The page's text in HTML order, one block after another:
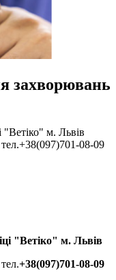
захворювань
"Ветіко" м. Львів
тел.+38(097)701-08-09
"Ветіко" м. Львів
+38(097)701-08-09